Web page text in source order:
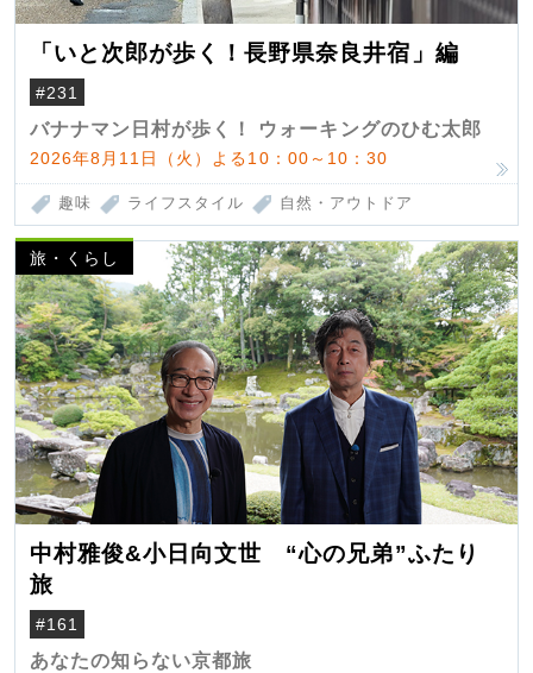
「いと次郎が歩く！長野県奈良井宿」編
#231
バナナマン日村が歩く！ ウォーキングのひむ太郎
2026年8月11日（火）よる10：00～10：30
趣味 ライフスタイル 自然・アウトドア
旅・くらし
中村雅俊&小日向文世 “心の兄弟”ふたり
旅
#161
あなたの知らない京都旅